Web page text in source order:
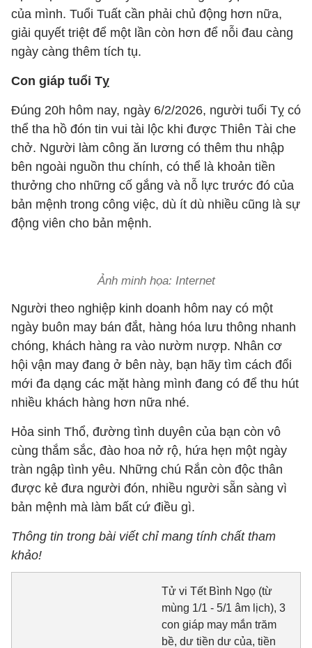
của mình. Tuổi Tuất cần phải chủ động hơn nữa,
giải quyết triệt để một lần còn hơn để nỗi đau càng
ngày càng thêm tích tụ.
Con giáp tuổi Tỵ
Đúng 20h hôm nay, ngày 6/2/2026, người tuổi Tỵ có
thể tha hồ đón tin vui tài lộc khi được Thiên Tài che
chở. Người làm công ăn lương có thêm thu nhập
bên ngoài nguồn thu chính, có thể là khoản tiền
thưởng cho những cố gắng và nỗ lực trước đó của
bản mệnh trong công việc, dù ít dù nhiều cũng là sự
động viên cho bản mệnh.
Ảnh minh họa: Internet
Người theo nghiệp kinh doanh hôm nay có một
ngày buôn may bán đắt, hàng hóa lưu thông nhanh
chóng, khách hàng ra vào nườm nượp. Nhân cơ
hội vận may đang ở bên này, bạn hãy tìm cách đổi
mới đa dạng các mặt hàng mình đang có để thu hút
nhiều khách hàng hơn nữa nhé.
Hỏa sinh Thổ, đường tình duyên của bạn còn vô
cùng thắm sắc, đào hoa nở rộ, hứa hẹn một ngày
tràn ngập tình yêu. Những chú Rắn còn độc thân
được kẻ đưa người đón, nhiều người sẵn sàng vì
bản mệnh mà làm bất cứ điều gì.
Thông tin trong bài viết chỉ mang tính chất tham
khảo!
Tử vi Tết Bình Ngọ (từ
mùng 1/1 - 5/1 âm lịch), 3
con giáp may mắn trăm
bề, dư tiền dư của, tiền